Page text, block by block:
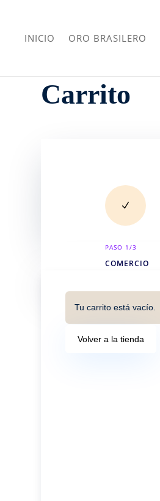
INICIO ORO BRASILERO
Carrito
N
PASO 1/3
COMERCIO
Tu carrito está vacío.
Volver a la tienda